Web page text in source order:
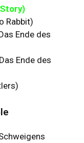
Rabbit)
Ende des
Ende des